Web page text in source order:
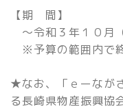
【期 間】
～令和３年１０月
※予算の範囲内で
★なお、「ｅーなが
る長崎県物産振興協